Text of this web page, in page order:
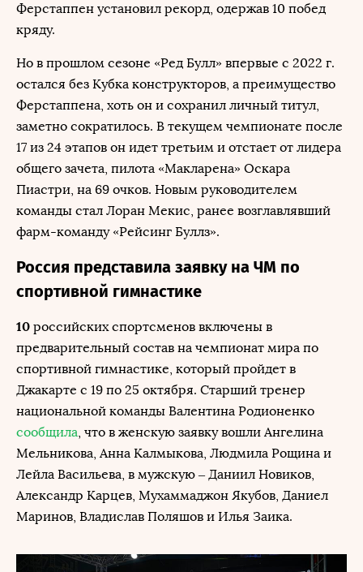
Ферстаппен установил рекорд, одержав 10 побед
кряду.
Но в прошлом сезоне «Ред Булл» впервые с 2022 г.
остался без Кубка конструкторов, а преимущество
Ферстаппена, хоть он и сохранил личный титул,
заметно сократилось. В текущем чемпионате после
17 из 24 этапов он идет третьим и отстает от лидера
общего зачета, пилота «Макларена» Оскара
Пиастри, на 69 очков. Новым руководителем
команды стал Лоран Мекис, ранее возглавлявший
фарм-команду «Рейсинг Буллз».
Россия представила заявку на ЧМ по
спортивной гимнастике
10 российских спортсменов включены в
предварительный состав на чемпионат мира по
спортивной гимнастике, который пройдет в
Джакарте с 19 по 25 октября. Старший тренер
национальной команды Валентина Родионенко
сообщила, что в женскую заявку вошли Ангелина
Мельникова, Анна Калмыкова, Людмила Рощина и
Лейла Васильева, в мужскую – Даниил Новиков,
Александр Карцев, Мухаммаджон Якубов, Даниел
Маринов, Владислав Поляшов и Илья Заика.